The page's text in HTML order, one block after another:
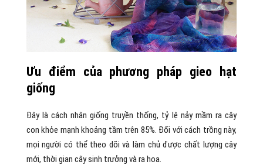
Ưu điểm của phương pháp gieo hạt
giống
Đây là cách nhân giống truyền thống, tỷ lệ nảy mầm ra cây
con khỏe mạnh khoảng tầm trên 85%. Đối với cách trồng này,
mọi người có thể theo dõi và làm chủ được chất lượng cây
mới, thời gian cây sinh trưởng và ra hoa.